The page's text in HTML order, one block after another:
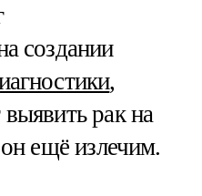
создании
,
рак на
ещё излечим.